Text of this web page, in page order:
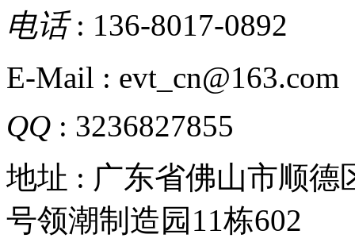
电话: 136-8017-0892
E-Mail : evt_cn@163.com
QQ : 3236827855
地址 : 广东省佛山市顺德
号领潮制造园11栋602